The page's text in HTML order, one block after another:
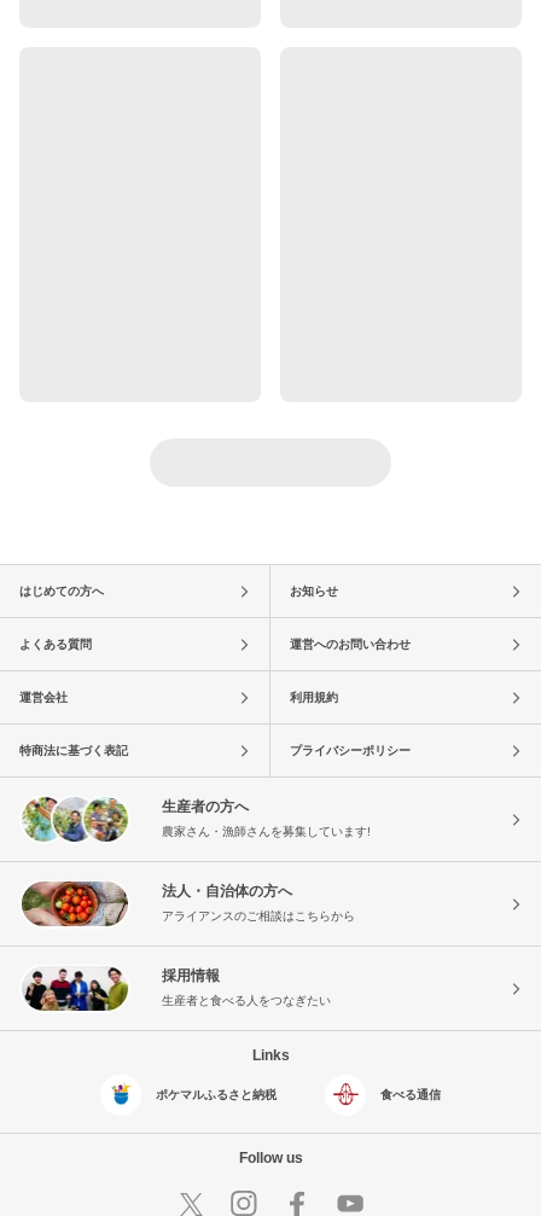
はじめての方へ お知らせ
よくある質問 運営へのお問い合わせ
運営会社 利用規約
特商法に基づく表記 プライバシーポリシー
生産者の方へ
農家さん・漁師さんを募集しています!
法人・自治体の方へ
アライアンスのご相談はこちらから
採用情報
生産者と食べる人をつなぎたい
Links
ポケマルふるさと納税 食べる通信
Follow us